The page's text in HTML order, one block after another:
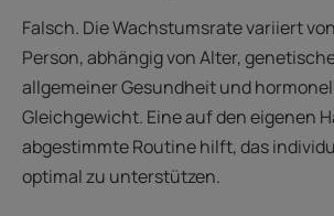
Falsch. Die Wachstumsrate variiert
Person, abhängig von Alter,
allgemeiner Gesundheit und
Gleichgewicht. Eine auf den eigenen
abgestimmte Routine hilft, das
optimal zu unterstützen.